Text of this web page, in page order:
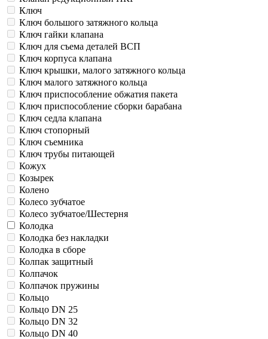
Ключ
Ключ большого затяжного кольца
Ключ гайки клапана
Ключ для съема деталей ВСП
Ключ корпуса клапана
Ключ крышки, малого затяжного кольца
Ключ малого затяжного кольца
Ключ приспособление обжатия пакета
Ключ приспособление сборки барабана
Ключ седла клапана
Ключ стопорный
Ключ съемника
Ключ трубы питающей
Кожух
Козырек
Колено
Колесо зубчатое
Колесо зубчатое/Шестерня
Колодка
Колодка без накладки
Колодка в сборе
Колпак защитный
Колпачок
Колпачок пружины
Кольцо
Кольцо DN 25
Кольцо DN 32
Кольцо DN 40